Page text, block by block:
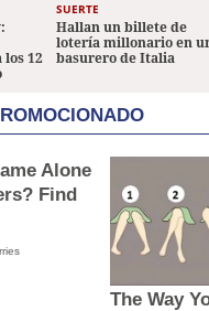
los 12
SUERTE
Hallan un billete de
lotería millonario en
basurero de Italia
Alone
Find
The Way